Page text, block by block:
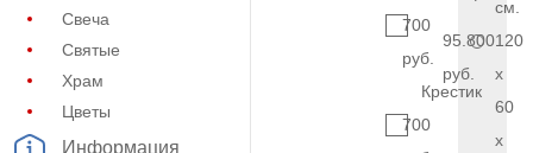
Свеча
Святые
Храм
Цветы
Информация
700
руб.
Крестик
700
см.
95.800
руб.
120
x
60
x